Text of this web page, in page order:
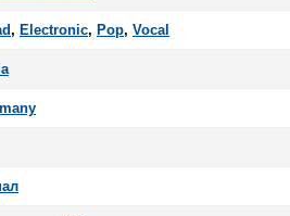
, Electronic, Pop, Vocal